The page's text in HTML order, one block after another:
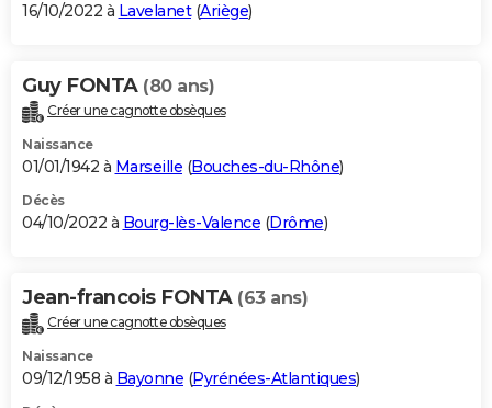
16/10/2022 à Lavelanet(Ariège)
Guy FONTA (80 ans)
Créer une cagnotte obsèques
Naissance
01/01/1942 à Marseille (Bouches-du-Rhône)
Décès
04/10/2022 à Bourg-lès-Valence (Drôme)
Jean-francois FONTA (63 ans)
Créer une cagnotte obsèques
Naissance
09/12/1958 à Bayonne (Pyrénées-Atlantiques)